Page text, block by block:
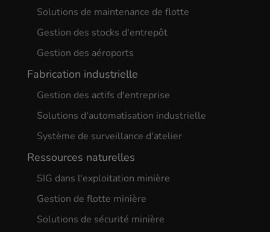
Solutions de maintenance de flotte
Gestion des stocks d'entrepôt
Gestion des aéroports
Fabrication industrielle
Gestion des actifs d'entreprise
Solutions d'automatisation industrielle
Système de surveillance d'atelier
Ressources naturelles
SIG dans l'exploitation minière
Gestion de flotte minière
Solutions de sécurité minière